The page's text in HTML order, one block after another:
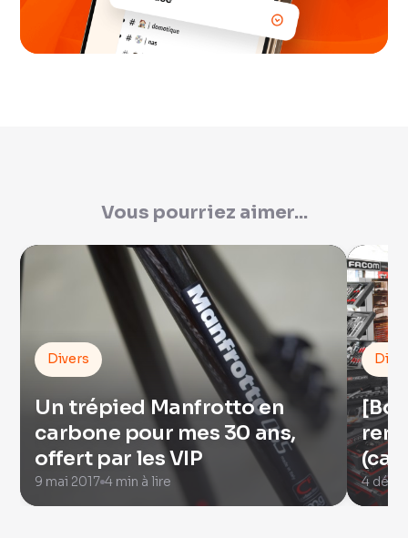
Vous pourriez aimer...
Divers
Un trépied Manfrotto en
carbone pour mes 30 ans,
offert par les VIP
9 mai 2017 4 min à lire 4